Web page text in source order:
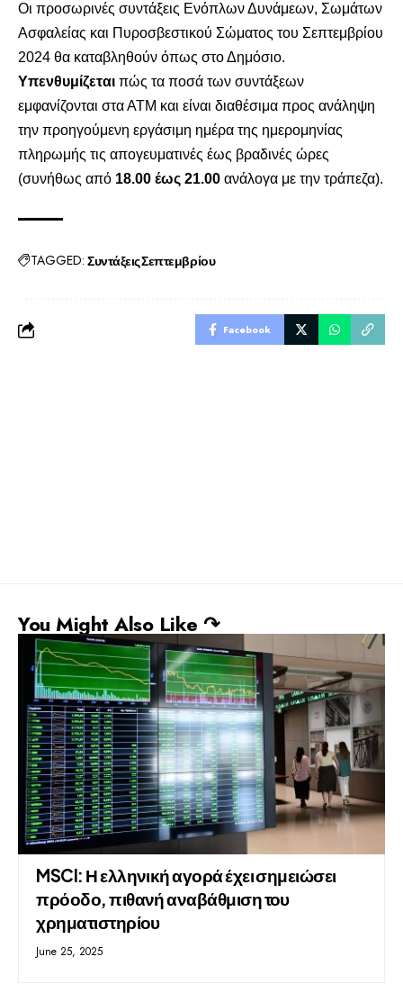
Οι προσωρινές συντάξεις Ενόπλων Δυνάμεων, Σωμάτων
Ασφαλείας και Πυροσβεστικού Σώματος του Σεπτεμβρίου
2024 θα καταβληθούν όπως στο Δημόσιο.
Υπενθυμίζεται πώς τα ποσά των συντάξεων
εμφανίζονται στα ΑΤΜ και είναι διαθέσιμα προς ανάληψη
την προηγούμενη εργάσιμη ημέρα της ημερομηνίας
πληρωμής τις απογευματινές έως βραδινές ώρες
(συνήθως από 18.00 έως 21.00 ανάλογα με την τράπεζα).
TAGGED: Συντάξεις Σεπτεμβρίου
Facebook
You Might Also Like ↷
MSCI: Η ελληνική αγορά έχει σημειώσει
πρόοδο, πιθανή αναβάθμιση του
χρηματιστηρίου
June 25, 2025